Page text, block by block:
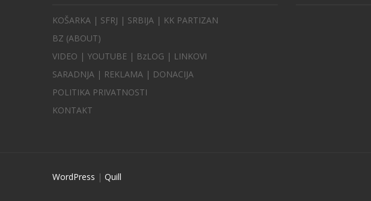
KOŠARKA | SFRJ | SRBIJA | KK PARTIZAN
BZ (ABOUT)
VIDEO | YOUTUBE | BzLOG | LINKOVI
SARADNJA | REKLAMA | DONACIJA
POLITIKA PRIVATNOSTI
KONTAKT
WordPress | Quill